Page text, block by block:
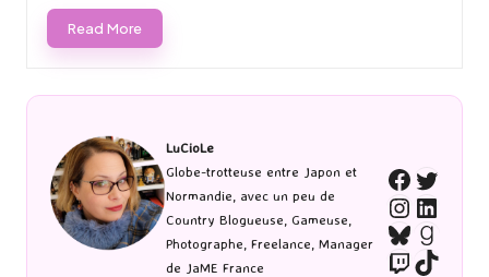
Read More
LuCioLe
Globe-trotteuse entre Japon et
Normandie, avec un peu de
Country Blogueuse, Gameuse,
Photographe, Freelance, Manager
de JaME France
Bluesky
TwitchTikTok